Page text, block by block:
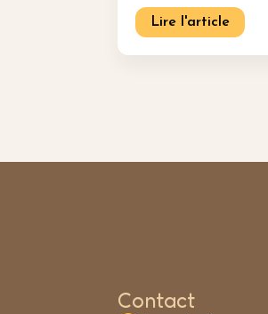
Lire l'article
Contact